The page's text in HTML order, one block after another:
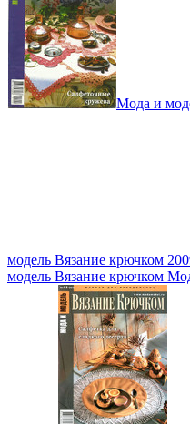
Мода и
модель Вязание крючком
модель Вязание крючком